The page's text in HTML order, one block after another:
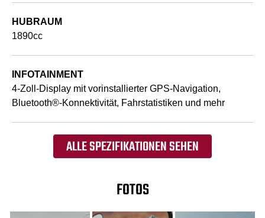
HUBRAUM
1890cc
INFOTAINMENT
4-Zoll-Display mit vorinstallierter GPS-Navigation,
Bluetooth®-Konnektivität, Fahrstatistiken und mehr
ALLE SPEZIFIKATIONEN SEHEN
FOTOS